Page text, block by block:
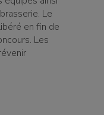
Le
en fin de
Les